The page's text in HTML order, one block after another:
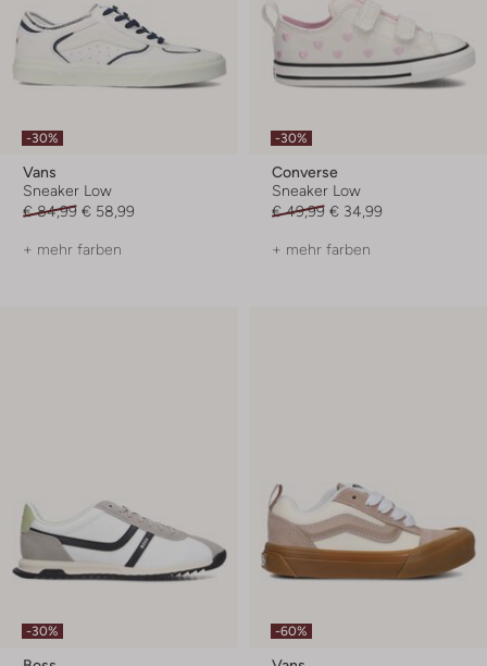
-30%
Vans
Sneaker Low
€ 84,99 € 58,99
+ mehr farben
-30%
Converse
Sneaker Low
€ 49,99 € 34,99
+ mehr farben
-30% -60%